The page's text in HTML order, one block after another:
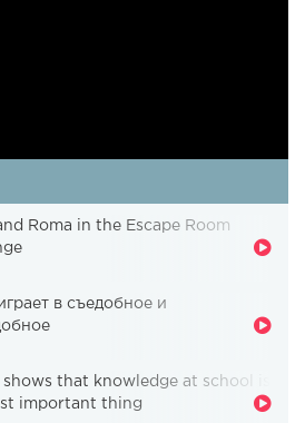
Roma in the Escape Room
в съедобное и
shows that knowledge at school is
important thing